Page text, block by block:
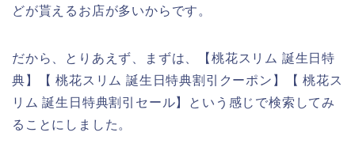
どが貰えるお店が多いからです。
だから、とりあえず、まずは、【桃花スリム 誕生日特
典】【 桃花スリム 誕生日特典割引クーポン】【 桃花ス
リム 誕生日特典割引セール】という感じで検索してみ
ることにしました。